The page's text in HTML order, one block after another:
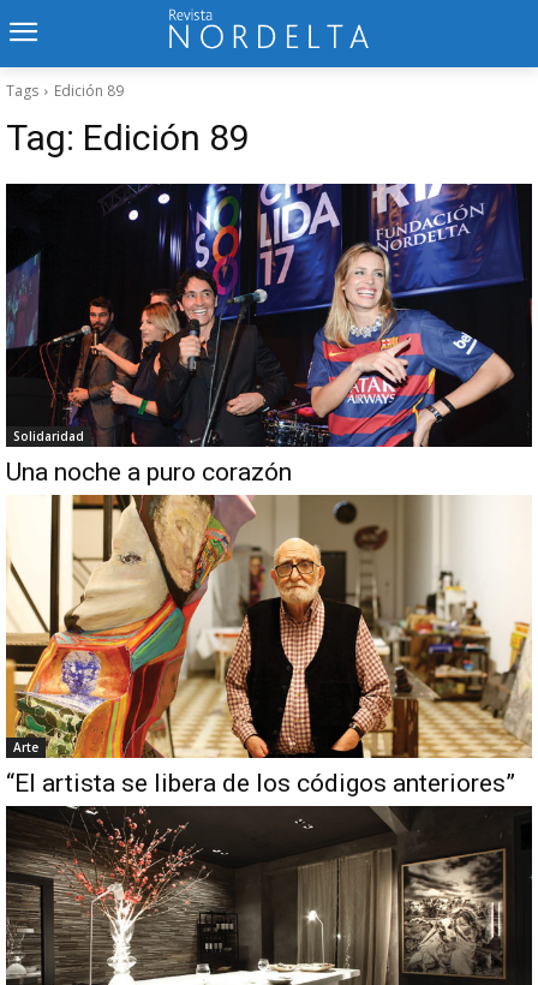
Tags Edición 89
Tag: Edición 89
Solidaridad
Una noche a puro corazón
Arte
“El artista se libera de los códigos anteriores”